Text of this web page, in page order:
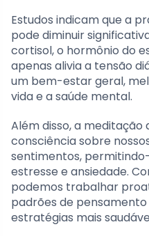
Estudos indicam que a
pode diminuir
cortisol, o hormônio do
apenas alivia a tensão
um bem-estar geral,
vida e a saúde mental.
Além disso, a meditação
consciência sobre
sentimentos,
estresse e ansiedade.
podemos trabalhar
padrões de
estratégias mais